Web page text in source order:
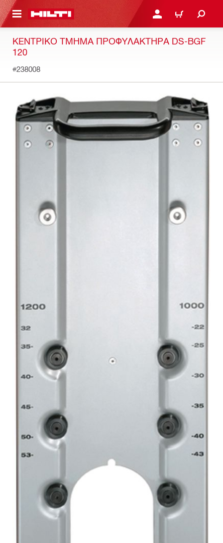
ΕΛΕΓΞΕΙΣ ΤΟ ΠΑΚΕΤΟ ΠΟΥ ΕΧΕΙΣ ΦΤΙΑΞΕΙ ΚΆΝΕ ΣΎΝΔΕΣΗ Ή
ΚΑΛΆΘΙ
ΚΕΝΤΡΙΚΌ ΤΜΉΜΑ ΠΡΟΦΥΛΑΚΤΉΡΑ DS-BGF
120
#238008